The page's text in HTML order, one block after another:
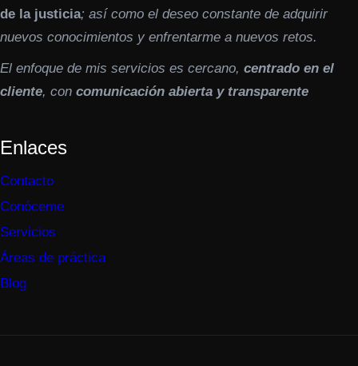
de la justicia; así como el deseo constante de adquirir
nuevos conocimientos y enfrentarme a nuevos retos.
El enfoque de mis servicios es cercano, centrado en el
cliente, con comunicación abierta y transparente
Enlaces
Contacto
Conóceme
Servicios
Áreas de práctica
Blog